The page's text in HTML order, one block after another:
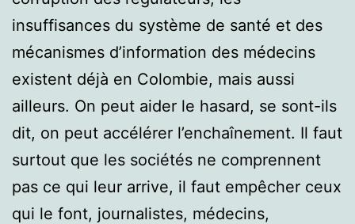
insuffisances du système de santé et des
mécanismes d’information des médecins
existent déjà en Colombie, mais aussi
ailleurs. On peut aider le hasard, se sont-ils
dit, on peut accélérer l’enchaînement. Il faut
surtout que les sociétés ne comprennent
pas ce qui leur arrive, il faut empêcher ceux
qui le font, journalistes, médecins,